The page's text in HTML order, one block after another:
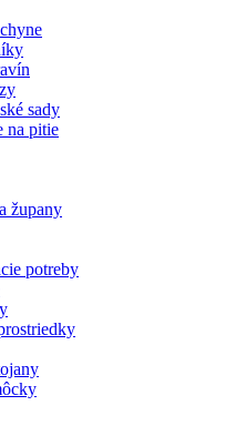
sady
na pitie
župany
potreby